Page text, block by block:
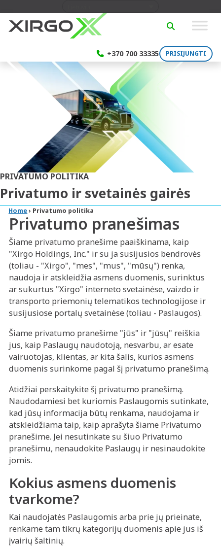
+370 700 33335 PRISIJUNGTI
SEARCH
PRIVATUMO POLITIKA
Privatumo ir svetainės gairės
Home› Privatumo politika
Privatumo pranešimas
Šiame privatumo pranešime paaiškinama, kaip
"Xirgo Holdings, Inc." ir su ja susijusios bendrovės
(toliau - "Xirgo", "mes", "mus", "mūsų") renka,
naudoja ir atskleidžia asmens duomenis, surinktus
ar sukurtus "Xirgo" interneto svetainėse, vaizdo ir
transporto priemonių telematikos technologijose ir
susijusiose portalų svetainėse (toliau - Paslaugos).
Šiame privatumo pranešime "jūs" ir "jūsų" reiškia
jus, kaip Paslaugų naudotoją, nesvarbu, ar esate
vairuotojas, klientas, ar kita šalis, kurios asmens
duomenis surinkome pagal šį privatumo pranešimą.
Atidžiai perskaitykite šį privatumo pranešimą.
Naudodamiesi bet kuriomis Paslaugomis sutinkate,
kad jūsų informacija būtų renkama, naudojama ir
atskleidžiama taip, kaip aprašyta šiame Privatumo
pranešime. Jei nesutinkate su šiuo Privatumo
pranešimu, nenaudokite Paslaugų ir nesinaudokite
jomis.
Kokius asmens duomenis
tvarkome?
Kai naudojatės Paslaugomis arba prie jų prieinate,
renkame tam tikrų kategorijų duomenis apie jus iš
įvairių šaltinių.